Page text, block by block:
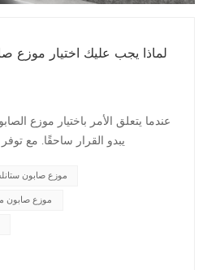
لماذا يجب عليك اختيار موزع
عندما يتعلق الأمر باختيار موزع
يبدو القرار ساحقًا. مع
والجماليات. أحد الخيارات
موزع صابون من الفولاذ المقاوم
اختيار موزع الصابون المصنوع من
المتانة التي تدوميُعرف الفولاذ
موزع صابون
موزع صابون